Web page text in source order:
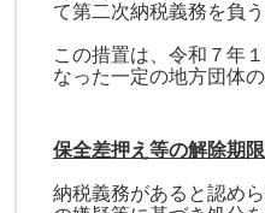
て第二次納税義務を負
この措置は、令和７年
なった一定の地方団体
保全差押え等の解除期
納税義務があると認め